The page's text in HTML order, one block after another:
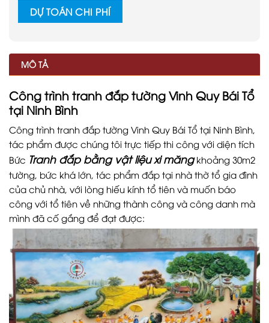
DỰ TOÁN CHI PHÍ
MÔ TẢ
Công trình tranh đắp tường Vinh Quy Bái Tổ
tại Ninh Bình
Công trình tranh đắp tường Vinh Quy Bái Tổ tại Ninh Bình,
tác phẩm được chúng tôi trực tiếp thi công với diện tích
Bức Tranh đắp bằng vật liệu xi măngkhoảng 30m2
tường, bức khá lớn, tác phẩm đắp tại nhà thờ tổ gia đình
của chủ nhà, với lòng hiếu kính tổ tiên và muốn báo
công với tổ tiên về những thành công và công danh mà
mình đã cố gắng để đạt được: